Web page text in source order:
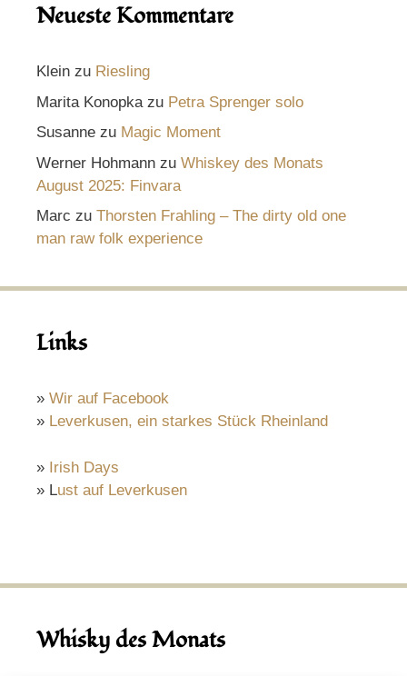
Neueste Kommentare
Klein zu Riesling
Marita Konopka zu Petra Sprenger solo
Susanne zu Magic Moment
Werner Hohmann zu Whiskey des Monats
August 2025: Finvara
Marc zu Thorsten Frahling – The dirty old one
man raw folk experience
Links
» Wir auf Facebook
» Leverkusen, ein starkes Stück Rheinland
» Irish Days
» Lust auf Leverkusen
Whisky des Monats